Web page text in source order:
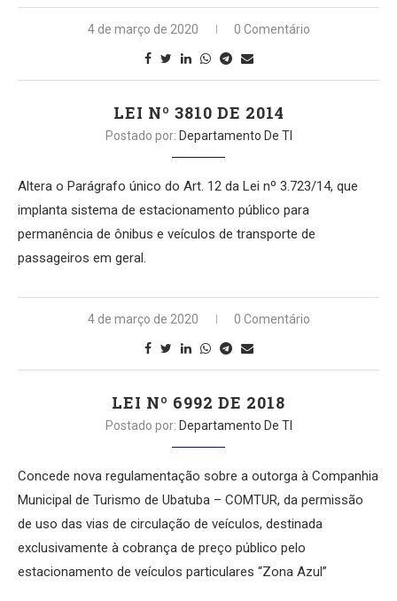
4 de março de 2020 0 Comentário
LEI Nº 3810 DE 2014
Postado por: Departamento De TI
Altera o Parágrafo único do Art. 12 da Lei nº 3.723/14, que
implanta sistema de estacionamento público para
permanência de ônibus e veículos de transporte de
passageiros em geral.
4 de março de 2020 0 Comentário
LEI Nº 6992 DE 2018
Postado por: Departamento De TI
Concede nova regulamentação sobre a outorga à Companhia
Municipal de Turismo de Ubatuba – COMTUR, da permissão
de uso das vias de circulação de veículos, destinada
exclusivamente à cobrança de preço público pelo
estacionamento de veículos particulares “Zona Azul”